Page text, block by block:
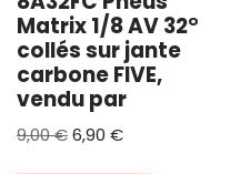
Matrix 1/8 AV 32°
collés sur jante
carbone FIVE,
vendu par
9,00€6,90 €